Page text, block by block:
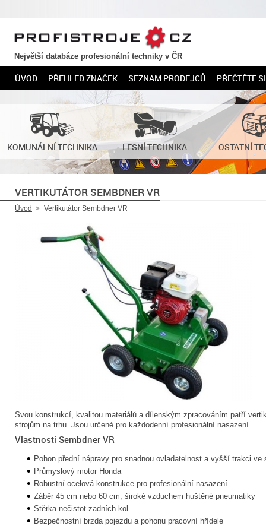
PROFISTROJE.CZ
Největší databáze profesionální techniky v ČR
ÚVOD PŘEHLED ZNAČEK SEZNAM PRODEJCŮ PŘEČTĚTE SI
KOMUNÁLNÍ TECHNIKA LESNÍ TECHNIKA OSTATNÍ
VERTIKUTÁTOR SEMBDNER VR
Úvod Vertikutátor Sembdner VR
Svou konstrukcí, kvalitou materiálů a dílenským zpracováním patří
strojům na trhu. Jsou určené pro každodenní profesionální nasazení.
Vlastnosti Sembdner VR
Pohon přední nápravy pro snadnou ovladatelnost a vyšší trakci ve
Průmyslový motor Honda
Robustní ocelová konstrukce pro profesionální nasazení
Záběr 45 cm nebo 60 cm, široké vzduchem huštěné pneumatiky
Stěrka nečistot zadních kol
Bezpečnostní brzda pojezdu a pohonu pracovní hřídele